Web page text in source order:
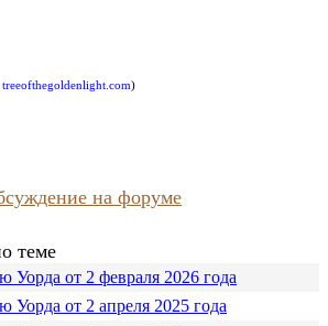
treeofthegoldenlight.com)
на форуме
теме
от 2 февраля 2026 года
от 2 апреля 2025 года